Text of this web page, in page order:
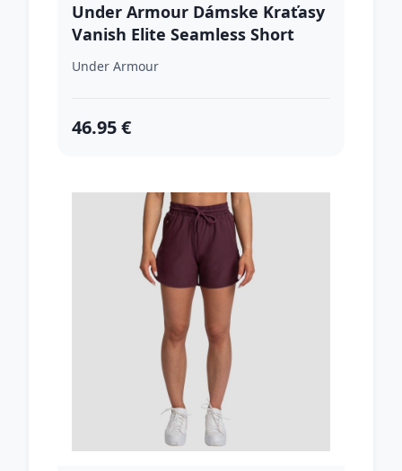
Under Armour Dámske Kraťasy
Vanish Elite Seamless Short
Pink S
Under Armour
46.95 €